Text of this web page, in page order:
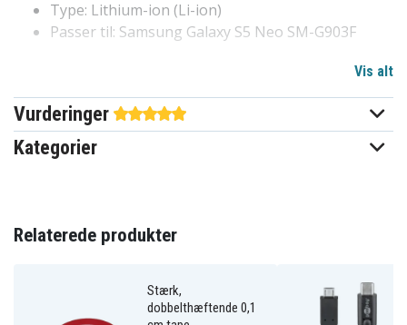
Type: Lithium-ion (Li-ion)
Passer til: Samsung Galaxy S5 Neo SM-G903F
EAN / GTIN 4894128116431
Spænding
EB-BG903BBA
EB-BG903BBE
EB-BN903BBE
EB-BN903BU
Vis alt
Vurderinger
Kategorier
Relaterede produkter
Stærk,
dobbelthæftende 0,1